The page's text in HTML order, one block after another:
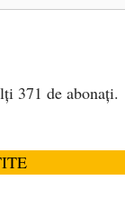
371 de abonați.